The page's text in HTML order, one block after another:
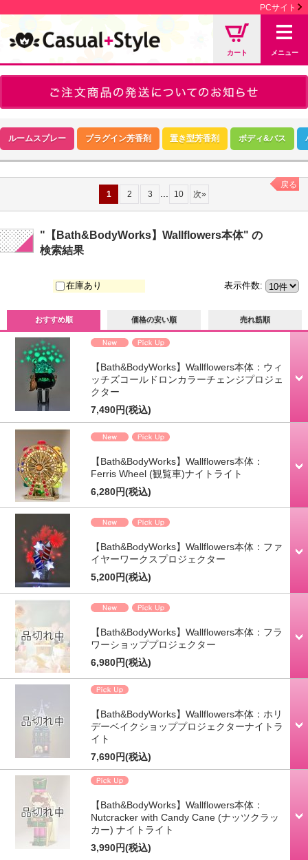
PCサイト
カート メニュー
ルームスプレー プラグイン芳香剤 置き型芳香剤 ボディ&バス
"【Bath&BodyWorks】Wallflowers本体" の
検索結果
戻る
おすすめ順 価格の安い順 売れ筋順
表示件数:
在庫あり
1 2 3 10 次»
【Bath&BodyWorks】Wallflowers本体：ウィ
ッチズコールドロンカラーチェンジプロジェ
クター
7,490円(税込)
【Bath&BodyWorks】Wallflowers本体：
Ferris Wheel (観覧車)ナイトライト
6,280円(税込)
【Bath&BodyWorks】Wallflowers本体：ファ
イヤーワークスプロジェクター
5,200円(税込)
【Bath&BodyWorks】Wallflowers本体：フラ
ワーショッププロジェクター
6,980円(税込)
【Bath&BodyWorks】Wallflowers本体：ホリ
デーベイクショッププロジェクターナイトラ
イト
7,690円(税込)
【Bath&BodyWorks】Wallflowers本体：
Nutcracker with Candy Cane (ナッツクラッ
カー) ナイトライト
3,990円(税込)